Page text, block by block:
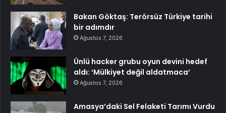
Bakan Göktaş: Terörsüz Türkiye tarihi
bir adımdır
Ağustos 7, 2026
Ünlü hacker grubu oyun devini hedef
aldı: ‘Mülkiyet değil aldatmaca’
Ağustos 7, 2026
Amasya’daki Sel Felaketi Tarımı Vurdu